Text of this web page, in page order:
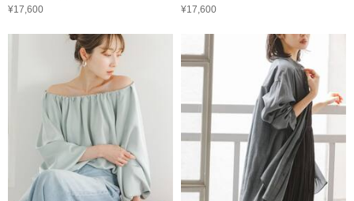
¥17,600
¥17,600